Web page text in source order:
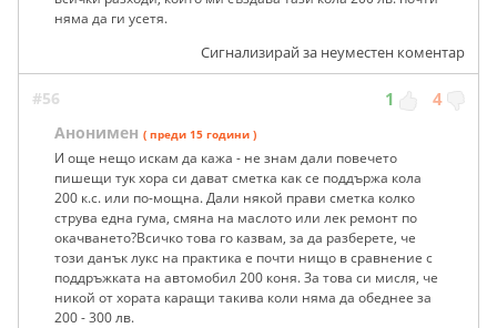
няма да ги усетя.
Сигнализирай за неуместен коментар
#56 1 4
Анонимен ( преди 15 години )
И още нещо искам да кажа - не знам дали повечето
пишещи тук хора си дават сметка как се поддържа кола
200 к.с. или по-мощна. Дали някой прави сметка колко
струва една гума, смяна на маслото или лек ремонт по
окачването?Всичко това го казвам, за да разберете, че
този данък лукс на практика е почти нищо в сравнение с
поддръжката на автомобил 200 коня. За това си мисля, че
никой от хората каращи такива коли няма да обеднее за
200 - 300 лв.